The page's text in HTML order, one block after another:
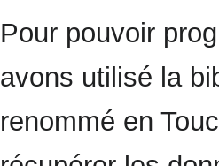
Pour pouvoir
avons utilisé la
renommé en